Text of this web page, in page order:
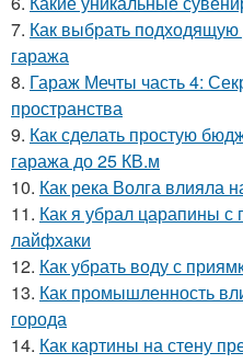
7. Как выбрать
гаража
8. Гараж Мечты часть 4:
пространства
9. Как сделать простую
гаража до 25 КВ.м
10. Как река Волга влияла
11. Как я убрал царапины с
лайфхаки
12. Как убрать воду с
13. Как промышленность
города
14. Как картины на стену